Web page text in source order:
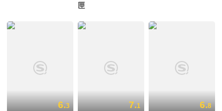
匣
6.3 7.1 6.8